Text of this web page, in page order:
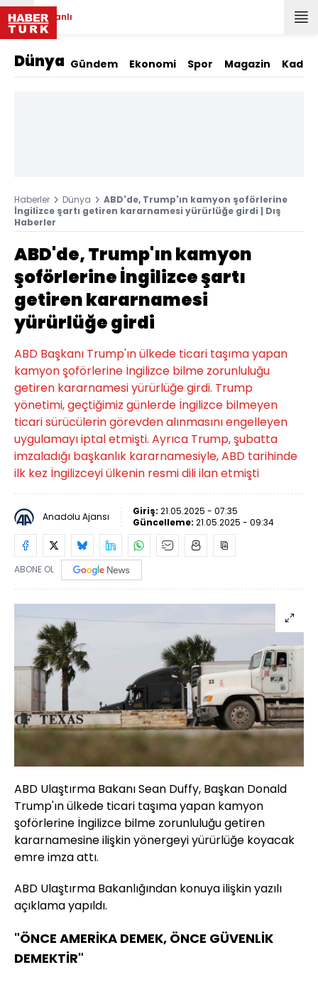
Canlı
Dünya Gündem Ekonomi Spor Magazin Kadın
Haberler Dünya
ABD'de, Trump'ın kamyon şoförlerine
İngilizce şartı getiren kararnamesi yürürlüğe girdi | Dış
Haberler
ABD'de, Trump'ın kamyon
şoförlerine İngilizce şartı
getiren kararnamesi
yürürlüğe girdi
ABD Başkanı Trump'ın ülkede ticari taşıma yapan
kamyon şoförlerine İngilizce bilme zorunluluğu
getiren kararnamesi yürürlüğe girdi. Trump
yönetimi, geçtiğimiz günlerde İngilizce bilmeyen
ticari sürücülerin görevden alınmasını engelleyen
uygulamayı iptal etmişti. Ayrıca Trump, şubatta
imzaladığı başkanlık kararnamesiyle, ABD tarihinde
ilk kez İngilizceyi ülkenin resmi dili ilan etmişti
Anadolu Ajansı Giriş: 21.05.2025 - 07:35
Güncelleme: 21.05.2025 - 09:34
ABONE OL
ABD Ulaştırma Bakanı Sean Duffy, Başkan Donald
Trump'ın ülkede ticari taşıma yapan kamyon
şoförlerine İngilizce bilme zorunluluğu getiren
kararnamesine ilişkin yönergeyi yürürlüğe koyacak
emre imza attı.
ABD Ulaştırma Bakanlığından konuya ilişkin yazılı
açıklama yapıldı.
"ÖNCE AMERİKA DEMEK, ÖNCE GÜVENLİK
DEMEKTİR"